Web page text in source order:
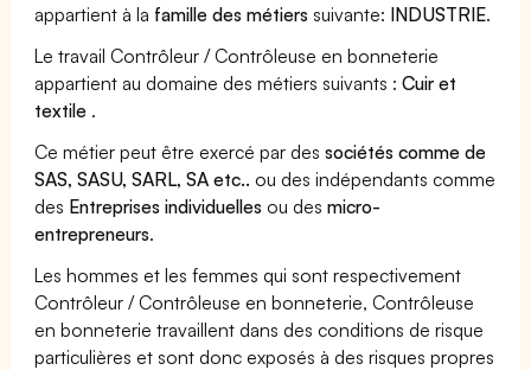
appartient à la famille des métiers suivante: INDUSTRIE.
Le travail Contrôleur / Contrôleuse en bonneterie
appartient au domaine des métiers suivants :Cuir et
textile .
Ce métier peut être exercé par dessociétés comme de
SAS, SASU, SARL, SA etc.. ou des indépendants comme
des Entreprises individuelles ou desmicro-
entrepreneurs.
Les hommes et les femmes qui sont respectivement
Contrôleur / Contrôleuse en bonneterie, Contrôleuse
en bonneterie travaillent dans des conditions de risque
particulières et sont donc exposés à des risques propres